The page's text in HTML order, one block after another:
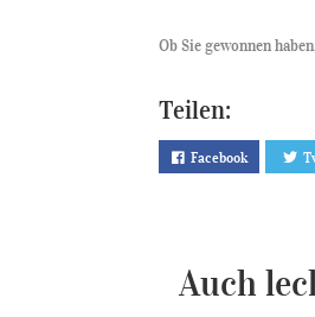
Ob Sie gewonnen
Teilen:
Facebook
Auch